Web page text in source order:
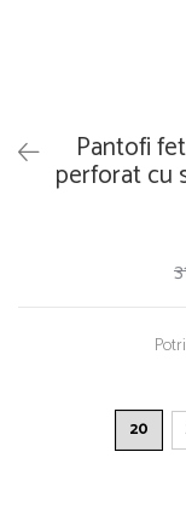
Pantofi
perforat cu
20